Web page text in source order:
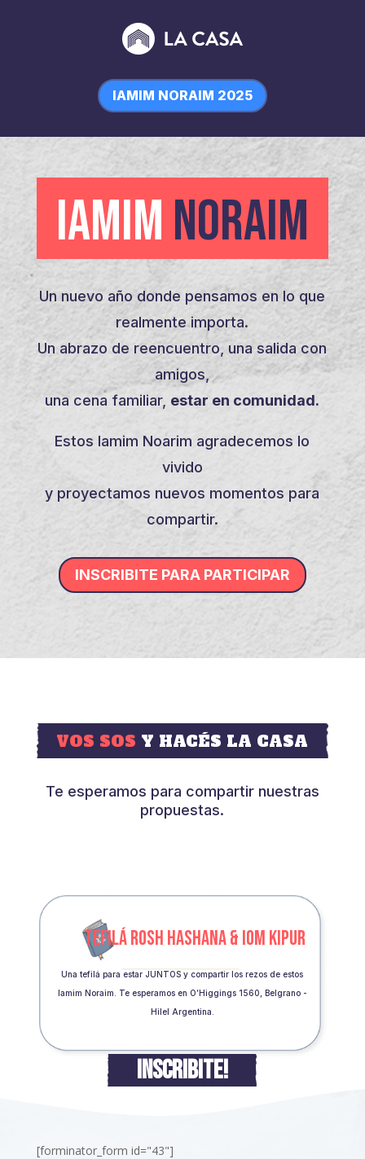
IAMIM NORAIM 2025
IAMIM NORAIM
Un nuevo año donde pensamos en lo que
realmente importa.
Un abrazo de reencuentro, una salida con
amigos,
una cena familiar, estar en comunidad.
Estos Iamim Noarim agradecemos lo
vivido
y proyectamos nuevos momentos para
compartir.
INSCRIBITE PARA PARTICIPAR
VOS SOS Y HACÉS LA CASA
Te esperamos para compartir nuestras
propuestas.
TEFILÁ ROSH HASHANA & IOM KIPUR
Una tefilá para estar JUNTOS y compartir los rezos de estos
Iamim Noraim. Te esperamos en O’Higgings 1560, Belgrano -
Hilel Argentina.
INSCRIBITE!
[forminator_form id="43"]